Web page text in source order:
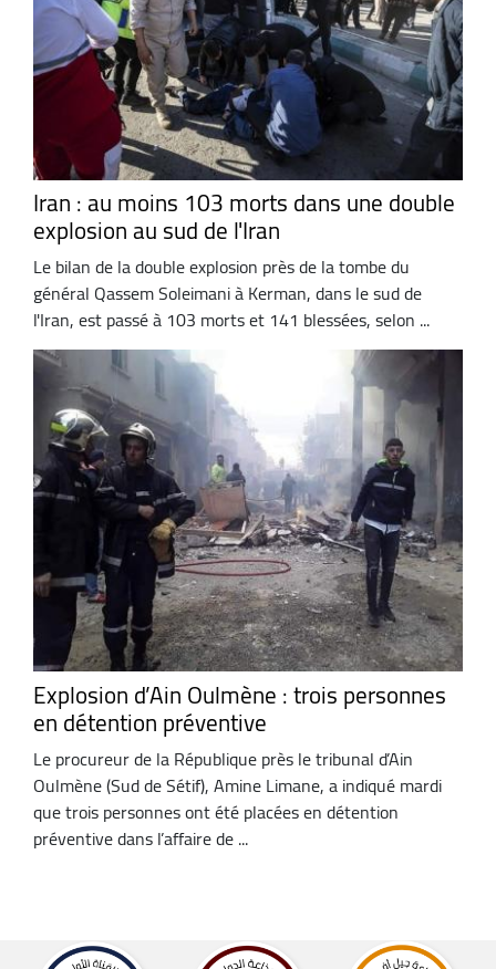
Iran : au moins 103 morts dans une double
explosion au sud de l'Iran
Le bilan de la double explosion près de la tombe du
général Qassem Soleimani à Kerman, dans le sud de
l'Iran, est passé à 103 morts et 141 blessées, selon ...
Explosion d’Ain Oulmène : trois personnes
en détention préventive
Le procureur de la République près le tribunal d’Ain
Oulmène (Sud de Sétif), Amine Limane, a indiqué mardi
que trois personnes ont été placées en détention
préventive dans l’affaire de ...